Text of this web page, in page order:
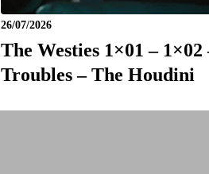
26/07/2026
The Westies 1×01 – 1×02
Troubles – The Houdini